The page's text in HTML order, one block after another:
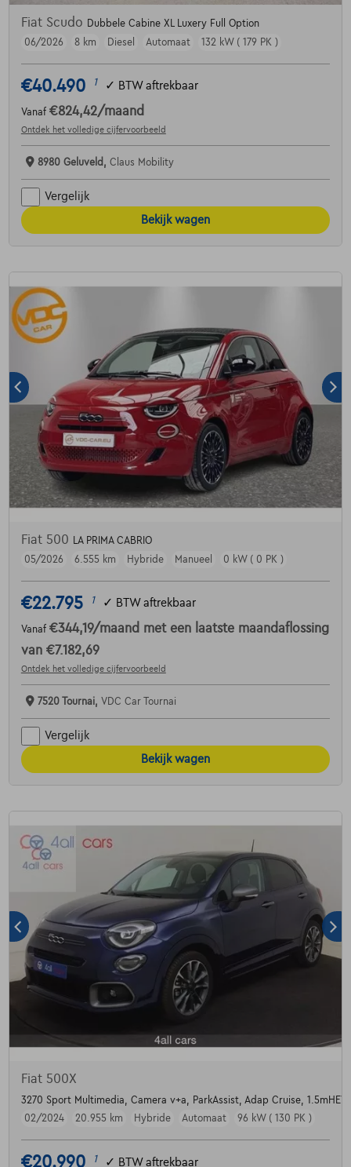
Fiat Scudo Dubbele Cabine XL Luxery Full Option
06/2026
8 km Diesel Automaat 132 kW ( 179 PK )
€40.490 1 ✓ BTW aftrekbaar
Vanaf €824,42/maand
Ontdek het volledige cijfervoorbeeld
8980 Geluveld, Claus Mobility
Vergelijk
Bekijk wagen
Fiat 500 LA PRIMA CABRIO
05/2026
6.555 km Hybride Manueel 0 kW ( 0 PK )
€22.795 1 ✓ BTW aftrekbaar
Vanaf €344,19/maand met een laatste maandaflossing
van €7.182,69
Ontdek het volledige cijfervoorbeeld
7520 Tournai, VDC Car Tournai
Vergelijk
Bekijk wagen
Fiat 500X
3270 Sport Multimedia, Camera v+a, ParkAssist, Adap Cruise, 1.5mHEV
02/2024
20.955 km Hybride Automaat 96 kW ( 130 PK )
€20.990 1 ✓ BTW aftrekbaar